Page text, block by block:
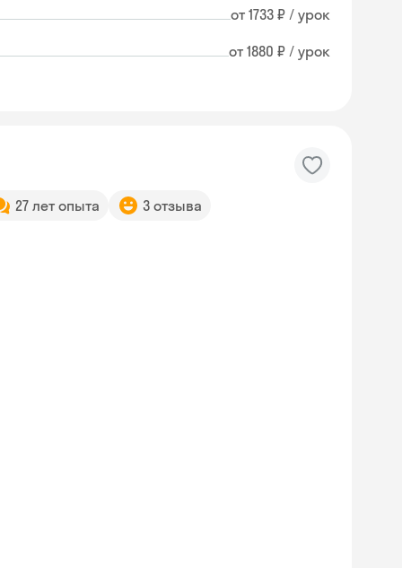
от 1733 ₽ / урок
от 1880 ₽ / урок
27 лет опыта 3 отзыва